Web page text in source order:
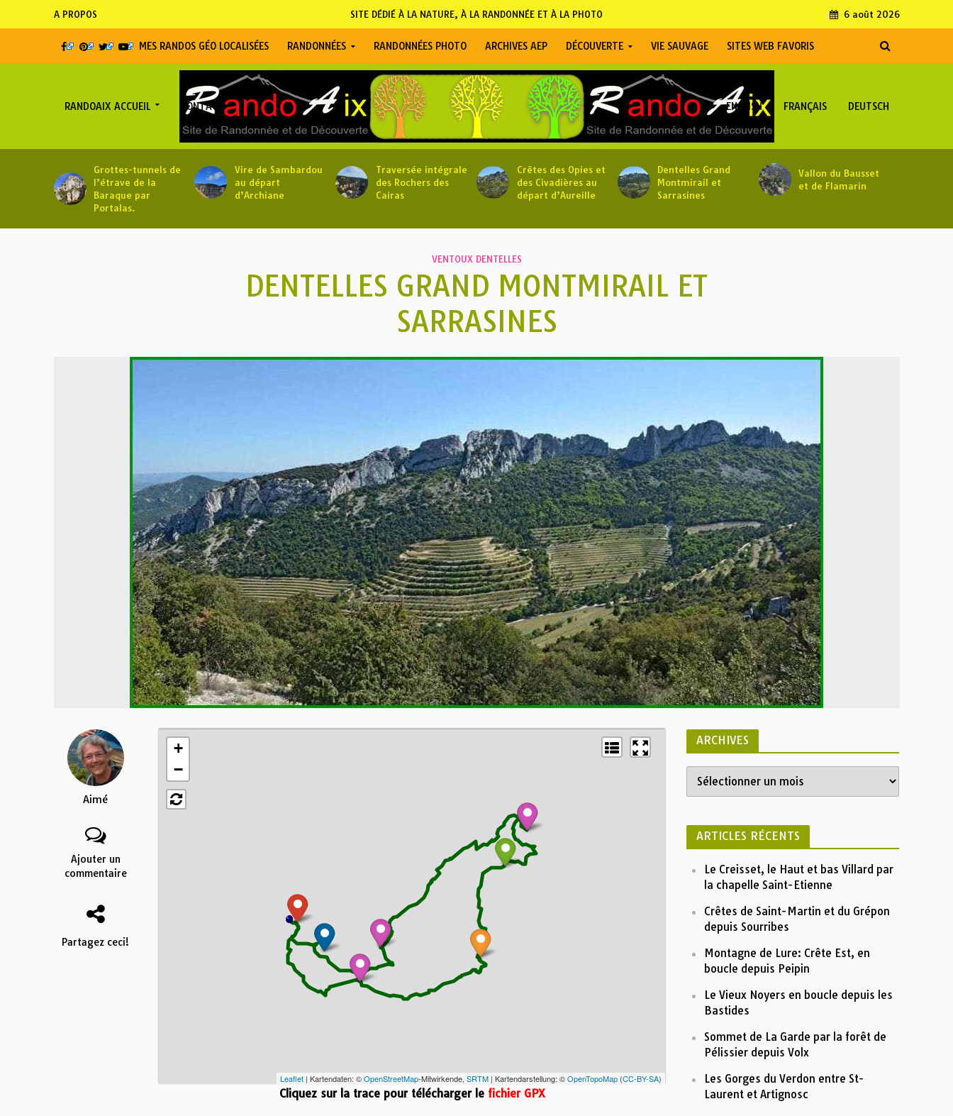
A PROPOS 6 août 2026
SITE DÉDIÉ À LA NATURE, À LA RANDONNÉE ET À LA PHOTO
MES RANDOS GÉO LOCALISÉES RANDONNÉES RANDONNÉES PHOTO ARCHIVES AEP DÉCOUVERTE VIE SAUVAGE SITES WEB FAVORIS
RANDOAIX ACCUEIL CONTACT ENGLISH FRANÇAIS DEUTSCH
Grottes-tunnels de
l’étrave de la
Baraque par
Portalas.
Vire de Sambardou
au départ
d’Archiane
Traversée intégrale
des Rochers des
Cairas
Crêtes des Opies et
des Civadières au
départ d’Aureille
Dentelles Grand
Montmirail et
Sarrasines
Vallon du Bausset
et de Flamarin
VENTOUX DENTELLES
DENTELLES GRAND MONTMIRAIL ET
SARRASINES
Aimé
Ajouter un
commentaire
Partagez ceci!
+
−
Leaflet | Kartendaten: ©OpenStreetMap-Mitwirkende,SRTM | Kartendarstellung: ©OpenTopoMap (CC-BY-SA)
Liste
 Dentelles Grand Montmirail Cretes de
 Col du Cayron
 Chateauneuf- Redortier
 Rocher du Midi
Dentelles Grand Montmirail
Cretes de St Amand Dentelles
Sarrasines
GPX
0
200
600
Altitude (m)
Nom:Dentelles Grand Montmirail Cretes de St
Amand Dentelles Sarrasines
Distance:
Montée cumulée:1229 m
Descente cumulée :
Durée:9:31'47"
Description
Insérez votre description formatée ici
Cliquez sur la trace pour télécharger le fichier GPX
ARCHIVES
Archives
ARTICLES RÉCENTS
Le Creisset, le Haut et bas Villard par
la chapelle Saint-Etienne
Crêtes de Saint-Martin et du Grépon
depuis Sourribes
Montagne de Lure: Crête Est, en
boucle depuis Peipin
Le Vieux Noyers en boucle depuis les
Bastides
Sommet de La Garde par la forêt de
Pélissier depuis Volx
Les Gorges du Verdon entre St-
Laurent et Artignosc